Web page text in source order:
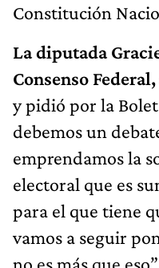
Constitución
La diputada
Consenso
y pidió por la
debemos un
emprendamos la
electoral que es
para el que tiene
vamos a seguir
no es más que